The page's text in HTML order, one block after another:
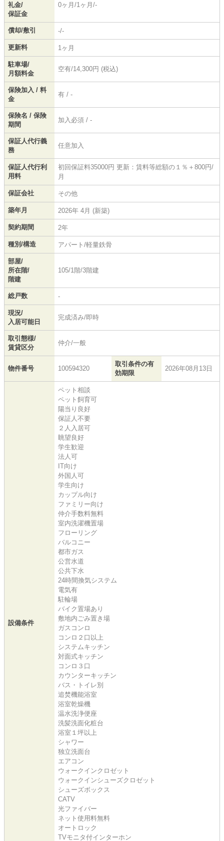
礼金/
保証金
0ヶ月/1ヶ月/-
償却/敷引 -/-
更新料 1ヶ月
駐車場/
月額料金
空有/14,300円 (税込)
保険加入 / 料
金
有 / -
保険名 / 保険
期間
加入必須 / -
保証人代行義
務
任意加入
保証人代行利
用料
初回保証料35000円 更新：賃料等総額の１％＋800円/
月
保証会社 その他
築年月 2026年 4月 (新築)
契約期間 2年
種別/構造 アパート/軽量鉄骨
部屋/
所在階/
階建
105/1階/3階建
総戸数 -
現況/
入居可能日
完成済み/即時
取引態様/
賃貸区分
仲介/一般
物件番号 100594320
取引条件の有
効期限
2026年08月13日
設備条件
ペット相談
ペット飼育可
陽当り良好
保証人不要
２人入居可
眺望良好
学生歓迎
法人可
IT向け
外国人可
学生向け
カップル向け
ファミリー向け
仲介手数料無料
室内洗濯機置場
フローリング
バルコニー
都市ガス
公営水道
公共下水
24時間換気システム
電気有
駐輪場
バイク置場あり
敷地内ごみ置き場
ガスコンロ
コンロ２口以上
システムキッチン
対面式キッチン
コンロ３口
カウンターキッチン
バス・トイレ別
追焚機能浴室
浴室乾燥機
温水洗浄便座
洗髪洗面化粧台
浴室１坪以上
シャワー
独立洗面台
エアコン
ウォークインクロゼット
ウォークインシューズクロゼット
シューズボックス
CATV
光ファイバー
ネット使用料無料
オートロック
TVモニタ付インターホン